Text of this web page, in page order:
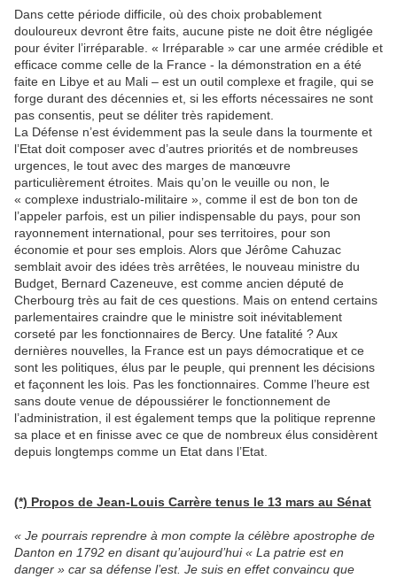
Dans cette période difficile, où des choix probablement
douloureux devront être faits, aucune piste ne doit être négligée
pour éviter l’irréparable. « Irréparable » car une armée crédible et
efficace comme celle de la France - la démonstration en a été
faite en Libye et au Mali – est un outil complexe et fragile, qui se
forge durant des décennies et, si les efforts nécessaires ne sont
pas consentis, peut se déliter très rapidement.
La Défense n’est évidemment pas la seule dans la tourmente et
l’Etat doit composer avec d’autres priorités et de nombreuses
urgences, le tout avec des marges de manœuvre
particulièrement étroites. Mais qu’on le veuille ou non, le
« complexe industrialo-militaire », comme il est de bon ton de
l’appeler parfois, est un pilier indispensable du pays, pour son
rayonnement international, pour ses territoires, pour son
économie et pour ses emplois. Alors que Jérôme Cahuzac
semblait avoir des idées très arrêtées, le nouveau ministre du
Budget, Bernard Cazeneuve, est comme ancien député de
Cherbourg très au fait de ces questions. Mais on entend certains
parlementaires craindre que le ministre soit inévitablement
corseté par les fonctionnaires de Bercy. Une fatalité ? Aux
dernières nouvelles, la France est un pays démocratique et ce
sont les politiques, élus par le peuple, qui prennent les décisions
et façonnent les lois. Pas les fonctionnaires. Comme l’heure est
sans doute venue de dépoussiérer le fonctionnement de
l’administration, il est également temps que la politique reprenne
sa place et en finisse avec ce que de nombreux élus considèrent
depuis longtemps comme un Etat dans l’Etat.
(*) Propos de Jean-Louis Carrère tenus le 13 mars au Sénat
« Je pourrais reprendre à mon compte la célèbre apostrophe de
Danton en 1792 en disant qu’aujourd’hui « La patrie est en
danger » car sa défense l’est. Je suis en effet convaincu que